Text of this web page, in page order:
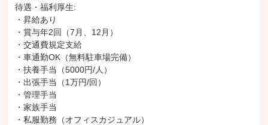
待遇・福利厚生:
・昇給あり
・賞与年2回（7月、12月）
・交通費規定支給
・車通勤OK（無料駐車場完備）
・扶養手当（5000円/人）
・出張手当（1万円/回）
・管理手当
・家族手当
・私服勤務（オフィスカジュアル）